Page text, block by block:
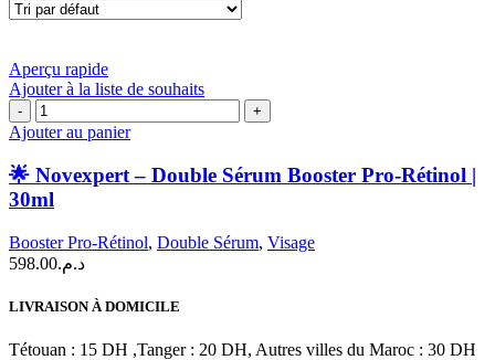
Aperçu rapide
Ajouter à la liste de souhaits
quantité
de
Novexpert
–
Double
Booster
Pro-
|
Ajouter au panier
🌟 Novexpert – Double Sérum Booster Pro-Rétinol |
30ml
Booster Pro-Rétinol, Double Sérum, Visage
د.م.598.00
LIVRAISON À DOMICILE
Tétouan : 15 DH ,Tanger : 20 DH, Autres villes du Maroc : 30 DH